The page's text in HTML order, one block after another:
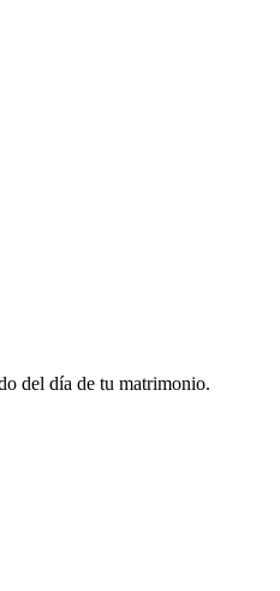
del día de tu matrimonio.